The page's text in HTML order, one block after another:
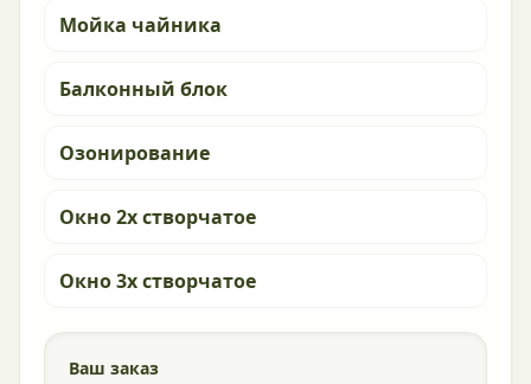
Мойка чайника
Балконный блок
Озонирование
Окно 2х створчатое
Окно 3х створчатое
Ваш заказ